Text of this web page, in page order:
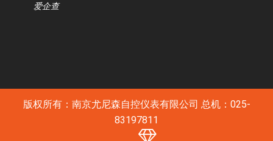
爱企查
版权所有：南京尤尼森自控仪表有限公司 总机：025-
83197811